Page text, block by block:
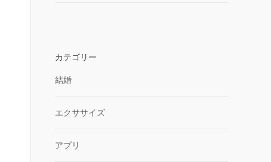
カテゴリー
結婚
エクササイズ
アプリ